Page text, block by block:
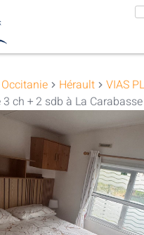
Occitanie Hérault
VIAS
ch + 2 sdb à La